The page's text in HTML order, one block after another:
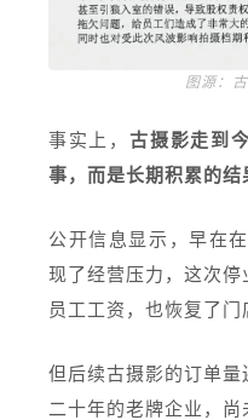
图源：
事实上， 古摄影走到
事，而是长期积累的结
公开信息显示，早在在
现了经营压力，这次
员工工资，也恢复了门
但后续古摄影的订单
二十年的老牌企业，尚